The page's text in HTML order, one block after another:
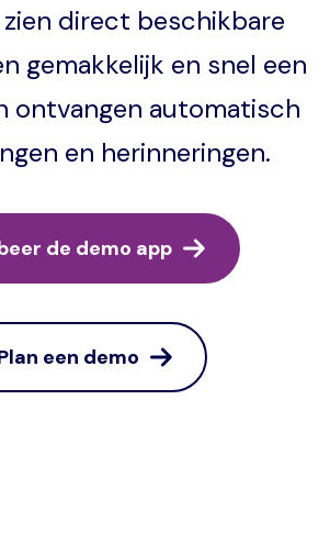
direct beschikbare
gemakkelijk en snel een
ontvangen automatisch
en herinneringen.
de demo app
een demo